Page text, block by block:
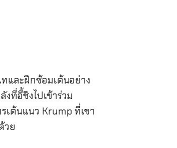
และฝึกซ้อมเต้นอย่าง
งที่อี้ชิงไปเข้าร่วม
เต้นแนว Krump ที่เขา
วย